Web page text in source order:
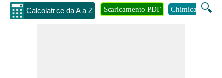
Calcolatrice da A a Z 🔍
Scaricamento PDF Chimica